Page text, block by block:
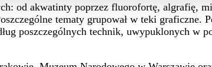
od akwatinty poprzez fluorofortę, algrafię,
tematy grupował w teki graficzne.
poszczególnych technik, uwypuklonych w